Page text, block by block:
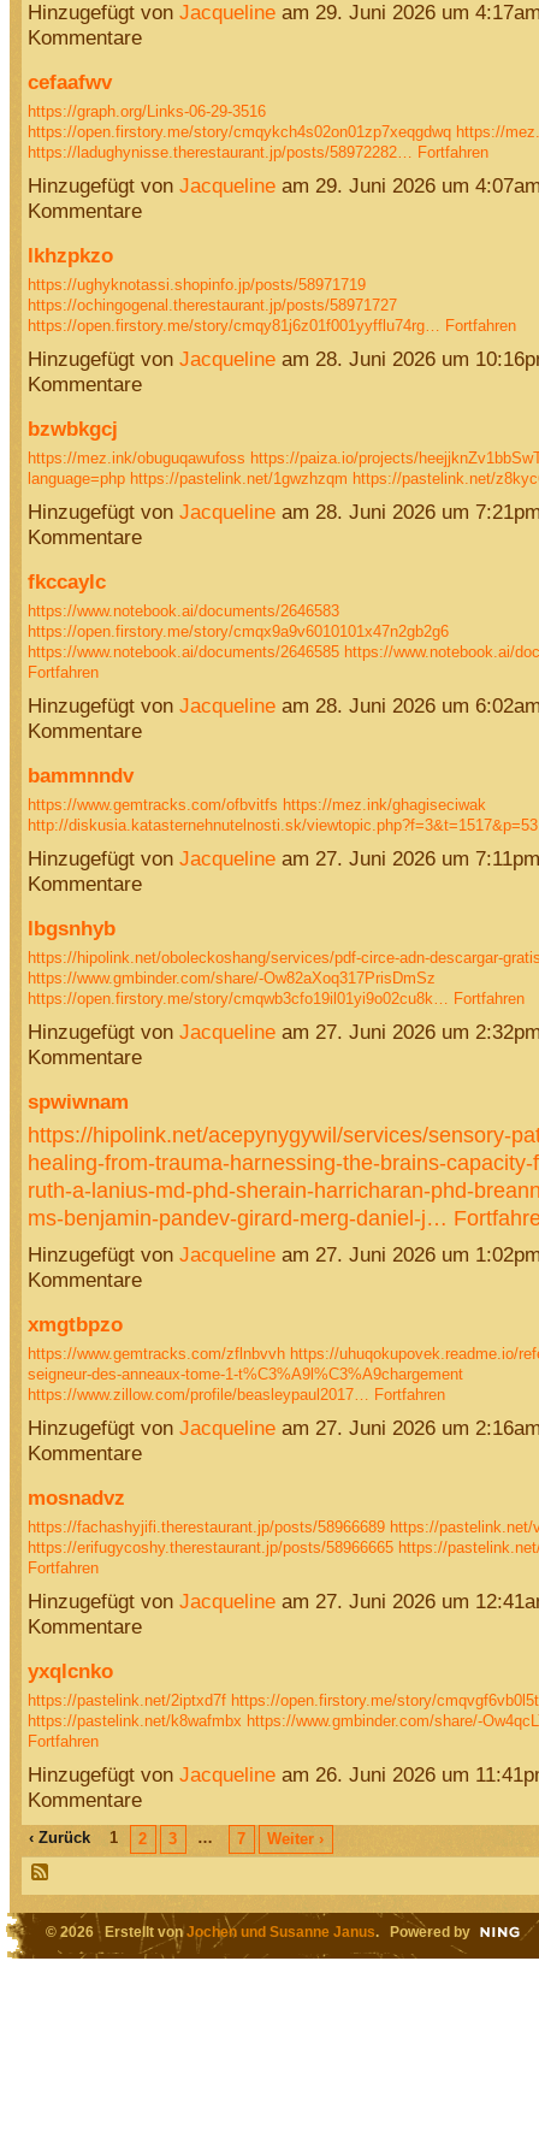
Hinzugefügt von Jacquelineam 29. Juni 2026 um
Kommentare
cefaafwv
https://graph.org/Links-06-29-3516
https://open.firstory.me/story/cmqykch4s02on01zp7xeqgdwq https://
https://ladughynisse.therestaurant.jp/posts/58972282… Fortfahren
Hinzugefügt von Jacquelineam 29. Juni 2026 um
Kommentare
lkhzpkzo
https://ughyknotassi.shopinfo.jp/posts/58971719
https://ochingogenal.therestaurant.jp/posts/58971727
https://open.firstory.me/story/cmqy81j6z01f001yyfflu74rg… Fortfahren
Hinzugefügt von Jacquelineam 28. Juni 2026 um
Kommentare
bzwbkgcj
https://mez.ink/obuguqawufoss https://paiza.io/projects/
language=php https://pastelink.net/1gwzhzqm https://pastelink.net/
Hinzugefügt von Jacquelineam 28. Juni 2026 um
Kommentare
fkccaylc
https://www.notebook.ai/documents/2646583
https://open.firstory.me/story/cmqx9a9v6010101x47n2gb2g6
https://www.notebook.ai/documents/2646585 https://www.notebook.ai/
Fortfahren
Hinzugefügt von Jacquelineam 28. Juni 2026 um
Kommentare
bammnndv
https://www.gemtracks.com/ofbvitfs https://mez.ink/ghagiseciwak
http://diskusia.katasternehnutelnosti.sk/
Hinzugefügt von Jacquelineam 27. Juni 2026 um
Kommentare
lbgsnhyb
https://hipolink.net/oboleckoshang/services/pdf-circe-adn-descargar-
https://www.gmbinder.com/share/-Ow82aXoq317PrisDmSz
https://open.firstory.me/story/cmqwb3cfo19il01yi9o02cu8k…
Fortfahren
Hinzugefügt von Jacquelineam 27. Juni 2026 um
Kommentare
spwiwnam
https://hipolink.net/acepynygywil/services/sensory-
healing-from-trauma-harnessing-the-brains-
ruth-a-lanius-md-phd-sherain-harricharan-phd-
ms-benjamin-pandev-girard-merg-daniel-j…
Hinzugefügt von Jacquelineam 27. Juni 2026 um
Kommentare
xmgtbpzo
https://www.gemtracks.com/zflnbvvh https://uhuqokupovek.readme.io/
seigneur-des-anneaux-tome-1-t%C3%A9l%C3%A9chargement
https://www.zillow.com/profile/beasleypaul2017…
Fortfahren
Hinzugefügt von Jacquelineam 27. Juni 2026 um
Kommentare
mosnadvz
https://fachashyjifi.therestaurant.jp/posts/58966689 https://pastelink.net/
https://erifugycoshy.therestaurant.jp/posts/58966665 https://
Fortfahren
Hinzugefügt von Jacquelineam 27. Juni 2026 um
Kommentare
yxqlcnko
https://pastelink.net/2iptxd7f https://open.firstory.me/story/
https://pastelink.net/k8wafmbx https://www.gmbinder.com/share/-
Fortfahren
Hinzugefügt von Jacquelineam 26. Juni 2026 um
Kommentare
‹ Zurück 1 2 3 … 7 Weiter ›
© 2026 Erstellt vonJochen und Susanne Janus. Powered by